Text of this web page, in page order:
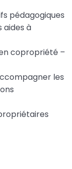
pédagogiques
aides à
copropriété –
les